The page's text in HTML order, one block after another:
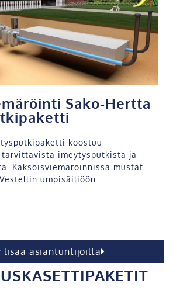
Sako-Hertta
koostuu
imeytysputkista ja
Kaksoisviemäröinnissä mustat
umpisäiliöön.
lisää asiantuntijoilta